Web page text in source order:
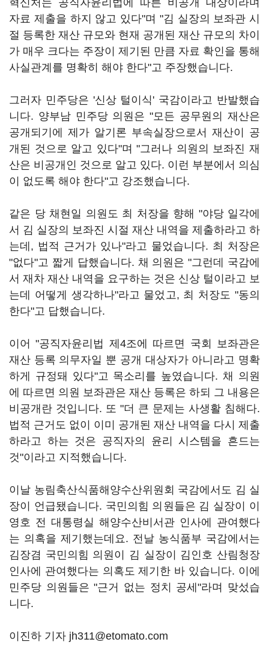
혁신처는 공직자윤리법에 따른 비공개 대상이라며
자료 제출을 하지 않고 있다"며 "김 실장의 보좌관 시
절 등록한 재산 규모와 현재 공개된 재산 규모의 차이
가 매우 크다는 주장이 제기된 만큼 자료 확인을 통해
사실관계를 명확히 해야 한다"고 주장했습니다.
그러자 민주당은 '신상 털이식' 국감이라고 반발했습
니다. 양부남 민주당 의원은 "모든 공무원의 재산은
공개되기에 제가 알기론 부속실장으로서 재산이 공
개된 것으로 알고 있다"며 "그러나 의원의 보좌진 재
산은 비공개인 것으로 알고 있다. 이런 부분에서 의심
이 없도록 해야 한다"고 강조했습니다.
같은 당 채현일 의원도 최 처장을 향해 "야당 일각에
서 김 실장의 보좌진 시절 재산 내역을 제출하라고 하
는데, 법적 근거가 있나"라고 물었습니다. 최 처장은
"없다"고 짧게 답했습니다. 채 의원은 "그런데 국감에
서 재차 재산 내역을 요구하는 것은 신상 털이라고 보
는데 어떻게 생각하나"라고 물었고, 최 처장도 "동의
한다"고 답했습니다.
이어 "공직자윤리법 제4조에 따르면 국회 보좌관은
재산 등록 의무자일 뿐 공개 대상자가 아니라고 명확
하게 규정돼 있다"고 목소리를 높였습니다. 채 의원
에 따르면 의원 보좌관은 재산 등록은 하되 그 내용은
비공개란 것입니다. 또 "더 큰 문제는 사생활 침해다.
법적 근거도 없이 이미 공개된 재산 내역을 다시 제출
하라고 하는 것은 공직자의 윤리 시스템을 흔드는
것"이라고 지적했습니다.
이날 농림축산식품해양수산위원회 국감에서도 김 실
장이 언급됐습니다. 국민의힘 의원들은 김 실장이 이
영호 전 대통령실 해양수산비서관 인사에 관여했다
는 의혹을 제기했는데요. 전날 농식품부 국감에서는
김장겸 국민의힘 의원이 김 실장이 김인호 산림청장
인사에 관여했다는 의혹도 제기한 바 있습니다. 이에
민주당 의원들은 "근거 없는 정치 공세"라며 맞섰습
니다.
이진하 기자 jh311@etomato.com